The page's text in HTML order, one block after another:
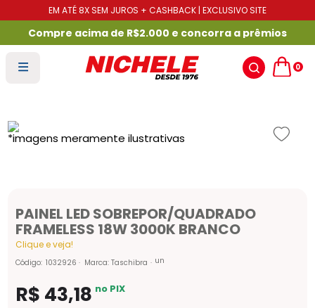
EM ATÉ 8X SEM JUROS + CASHBACK | EXCLUSIVO SITE
Compre acima de R$2.000 e concorra a prêmios
0
PAINEL LED SOBREPOR/QUADRADO
FRAMELESS 18W 3000K BRANCO
Clique e veja!
Código: 1032926 Marca:Taschibra un
R$ 43,18 no PIX